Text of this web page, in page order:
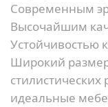
Современным
Высочайшим
Устойчивостью
Широкий
идеальные